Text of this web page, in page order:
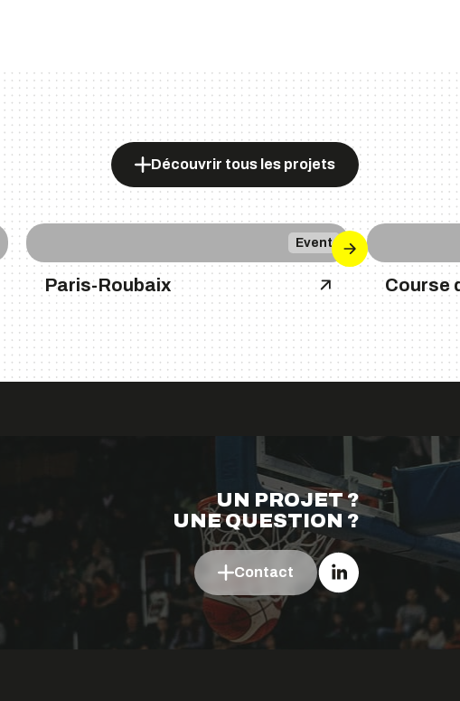
Découvrir tous les projets
Event
Paris-Roubaix Course
UN PROJET ?
UNE QUESTION ?
Contact